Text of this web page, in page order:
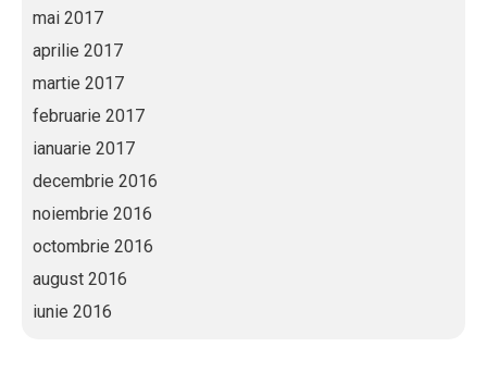
mai 2017
aprilie 2017
martie 2017
februarie 2017
ianuarie 2017
decembrie 2016
noiembrie 2016
octombrie 2016
august 2016
iunie 2016